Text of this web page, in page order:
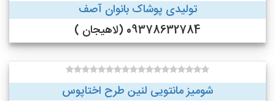
تولیدی پوشاک بانوان آصف
09378632784 (لاهیجان )
شومیز مانتویی لنین طرح اختاپوس